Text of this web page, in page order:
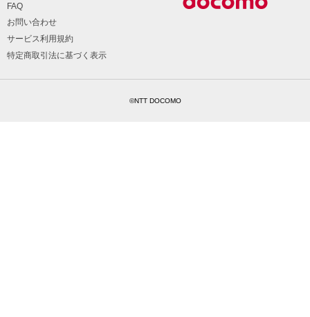
FAQ
お問い合わせ
サービス利用規約
特定商取引法に基づく表示
©NTT DOCOMO